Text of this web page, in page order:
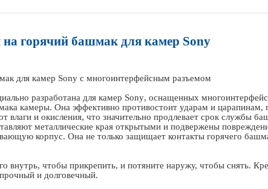
горячий башмак для камер Sony
для камер Sony с многоинтерфейсным разъемом
разработана для камер Sony, оснащенных
камеры. Она эффективно противостоит ударам и царапинам,
влаги и окисления, что значительно продлевает срок службы
металлические края открытыми и подвержены
корпус. Она не только защищает контакты горячего
внутрь, чтобы прикрепить, и потяните наружу, чтобы снять.
и долговечный.